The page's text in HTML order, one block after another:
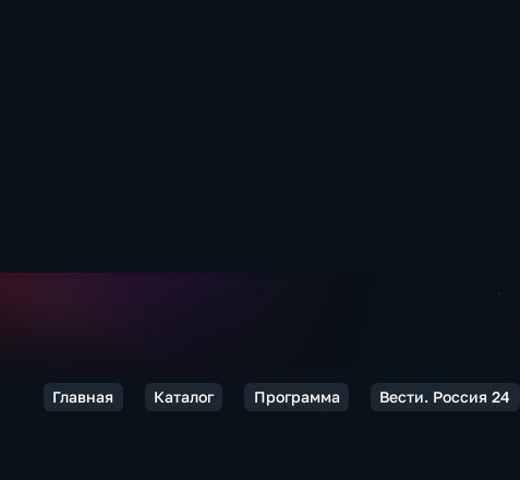
Главная Каталог Программа Вести. Россия 24